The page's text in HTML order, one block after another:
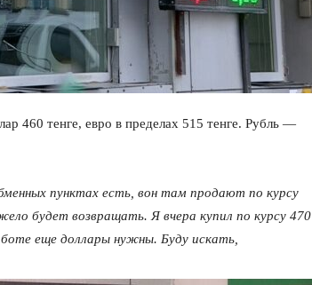
460 тенге, евро в пределах 515 тенге. Рубль —
пунктах есть, вон там продают по курсу
будет возвращать. Я вчера купил по курсу 470
еще доллары нужны. Буду искать,